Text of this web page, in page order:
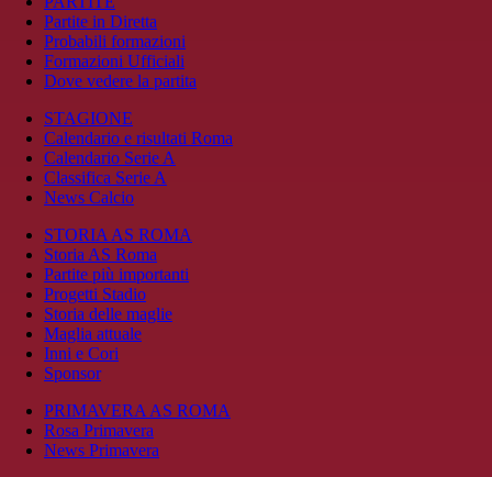
Partite in Diretta
Probabili formazioni
Formazioni Ufficiali
Dove vedere la partita
STAGIONE
Calendario e risultati Roma
Calendario Serie A
Classifica Serie A
News Calcio
STORIA AS ROMA
Storia AS Roma
Partite più importanti
Progetti Stadio
Storia delle maglie
Maglia attuale
Inni e Cori
Sponsor
PRIMAVERA AS ROMA
Rosa Primavera
News Primavera